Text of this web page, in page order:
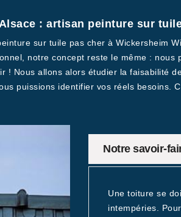
: artisan peinture sur
sur tuile pas cher à Wickersheim
notre concept reste le même :
! Nous allons alors étudier la faisabilité
puissions identifier vos réels besoins.
Notre savoir-
Une toiture se
intempéries.